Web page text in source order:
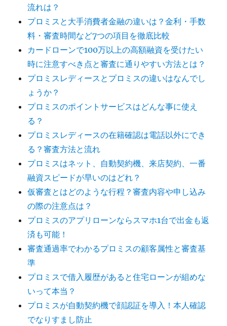
流れは？
プロミスと大手消費者金融の違いは？金利・手数
料・審査時間など7つの項目を徹底比較
カードローンで100万以上の高額融資を受けたい
時に注意すべき点と審査に通りやすい方法とは？
プロミスレディースとプロミスの違いはなんでし
ょうか？
プロミスのポイントサービスはどんな事に使え
る？
プロミスレディースの在籍確認は電話以外にでき
る？審査方法と流れ
プロミスはネット、自動契約機、来店契約、一番
融資スピードが早いのはどれ？
仮審査とはどのような行程？審査内容や申し込み
の際の注意点は？
プロミスのアプリローンならスマホ1台で出金も返
済も可能！
審査通過率でわかるプロミスの顧客属性と審査基
準
プロミスで借入履歴があると住宅ローンが組めな
いって本当？
プロミスが自動契約機で顔認証を導入！本人確認
でなりすまし防止